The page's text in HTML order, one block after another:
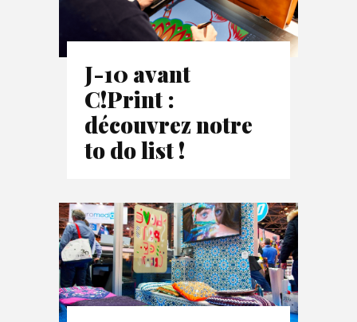
J-10 avant
C!Print :
découvrez notre
to do list !